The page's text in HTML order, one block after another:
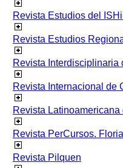
Revista Estudios del
Revista Estudios
Revista Interdisciplinaria
Revista Internacional de
Revista
Revista PerCursos.
Revista Pilquen